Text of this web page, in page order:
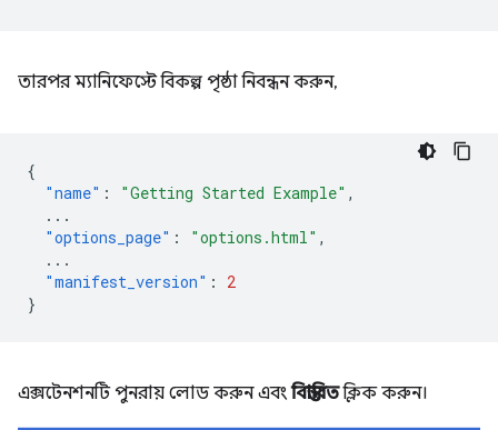
তারপর ম্যানিফেস্টে বিকল্প পৃষ্ঠা নিবন্ধন করুন,
{
"name" : "Getting Started Example" ,
...
"options_page" : "options.html" ,
...
"manifest_version" :
2
}
এক্সটেনশনটি পুনরায় লোড করুন এবংবিস্তারিতক্লিক করুন।